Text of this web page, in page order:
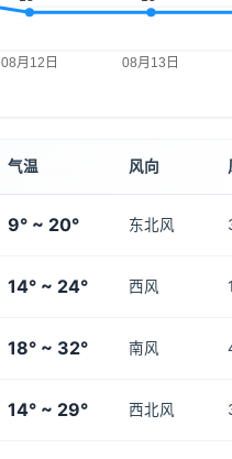
气温 风向
9° ~ 20° 东北风
14° ~ 24° 西风
18° ~ 32° 南风
14° ~ 29° 西北风